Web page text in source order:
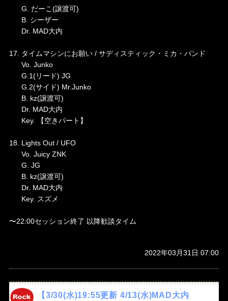
G. だーこ(譲渡可)
B. シーザー
Dr. MAD大内
17. タイムマシンにお願い / サディスティック・ミカ・バンド
Vo. Junko
G.1(リード) JG
G.2(サイド) Mr.Junko
B. kz(譲渡可)
Dr. MAD大内
Key. 【空きパート】
18. Lights Out / UFO
Vo. Juicy ZNK
G. JG
B. kz(譲渡可)
Dr. MAD大内
Key. スズメ
〜22:00セッション終了 以降歓談タイム
2022年03月31日 07:00
【3/30(水)19:55更新 4/13(水)MAD大内